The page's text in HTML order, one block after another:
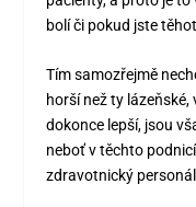
bolí či pokud jste
Tím samozřejmě
horší než ty
dokonce lepší, jsou
neboť v těchto
zdravotnický